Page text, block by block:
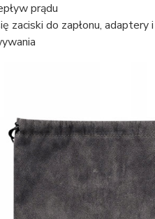
prądu
zaciski do zapłonu, adaptery i